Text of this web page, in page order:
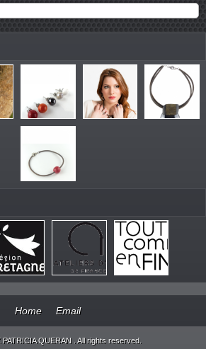
Home Email
QUERAN . All rights reserved.